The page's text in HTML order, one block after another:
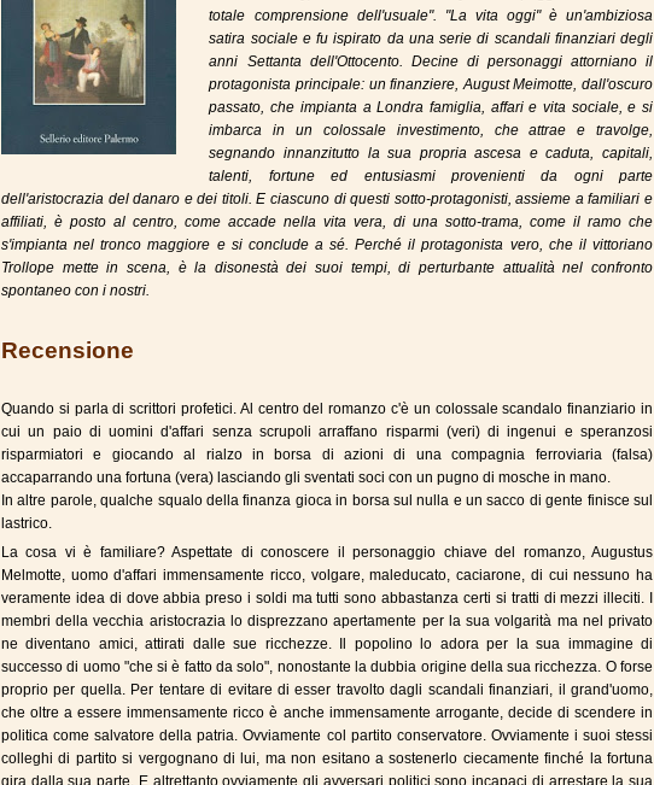
totale comprensione dell'usuale". "La vita oggi" è un'ambiziosa
satira sociale e fu ispirato da una serie di scandali finanziari degli
anni Settanta dell'Ottocento. Decine di personaggi attorniano il
protagonista principale: un finanziere, August Meimotte, dall'oscuro
passato, che impianta a Londra famiglia, affari e vita sociale, e si
imbarca in un colossale investimento, che attrae e travolge,
segnando innanzitutto la sua propria ascesa e caduta, capitali,
talenti, fortune ed entusiasmi provenienti da ogni parte
dell'aristocrazia del danaro e dei titoli. E ciascuno di questi sotto-protagonisti, assieme a familiari e
affiliati, è posto al centro, come accade nella vita vera, di una sotto-trama, come il ramo che
s'impianta nel tronco maggiore e si conclude a sé. Perché il protagonista vero, che il vittoriano
Trollope mette in scena, è la disonestà dei suoi tempi, di perturbante attualità nel confronto
spontaneo con i nostri.
Recensione
Quando si parla di scrittori profetici. Al centro del romanzo c'è un colossale scandalo finanziario in
cui un paio di uomini d'affari senza scrupoli arraffano risparmi (veri) di ingenui e speranzosi
risparmiatori e giocando al rialzo in borsa di azioni di una compagnia ferroviaria (falsa)
accaparrando una fortuna (vera) lasciando gli sventati soci con un pugno di mosche in mano.
In altre parole, qualche squalo della finanza gioca in borsa sul nulla e un sacco di gente finisce sul
lastrico.
La cosa vi è familiare? Aspettate di conoscere il personaggio chiave del romanzo, Augustus
Melmotte, uomo d'affari immensamente ricco, volgare, maleducato, caciarone, di cui nessuno ha
veramente idea di dove abbia preso i soldi ma tutti sono abbastanza certi si tratti di mezzi illeciti. I
membri della vecchia aristocrazia lo disprezzano apertamente per la sua volgarità ma nel privato
ne diventano amici, attirati dalle sue ricchezze. Il popolino lo adora per la sua immagine di
successo di uomo "che si è fatto da solo", nonostante la dubbia origine della sua ricchezza. O forse
proprio per quella. Per tentare di evitare di esser travolto dagli scandali finanziari, il grand'uomo,
che oltre a essere immensamente ricco è anche immensamente arrogante, decide di scendere in
politica come salvatore della patria. Ovviamente col partito conservatore. Ovviamente i suoi stessi
colleghi di partito si vergognano di lui, ma non esitano a sostenerlo ciecamente finché la fortuna
gira dalla sua parte. E altrettanto ovviamente gli avversari politici sono incapaci di arrestare la sua